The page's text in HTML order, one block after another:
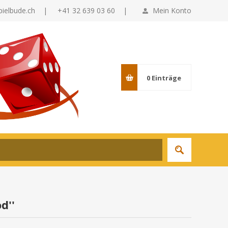
Mein Konto
| +41 32 639 03 60 |
0 Einträge